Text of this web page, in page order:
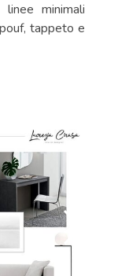
minimali
tappeto e